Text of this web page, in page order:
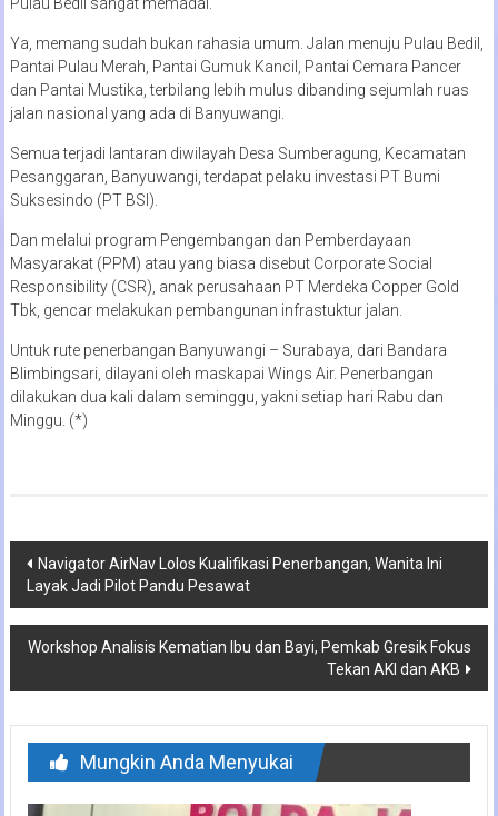
Ya, memang sudah bukan rahasia umum. Jalan menuju Pulau Bedil,
Pantai Pulau Merah, Pantai Gumuk Kancil, Pantai Cemara Pancer
dan Pantai Mustika, terbilang lebih mulus dibanding sejumlah ruas
jalan nasional yang ada di Banyuwangi.
Semua terjadi lantaran diwilayah Desa Sumberagung, Kecamatan
Pesanggaran, Banyuwangi, terdapat pelaku investasi PT Bumi
Suksesindo (PT BSI).
Dan melalui program Pengembangan dan Pemberdayaan
Masyarakat (PPM) atau yang biasa disebut Corporate Social
Responsibility (CSR), anak perusahaan PT Merdeka Copper Gold
Tbk, gencar melakukan pembangunan infrastuktur jalan.
Untuk rute penerbangan Banyuwangi – Surabaya, dari Bandara
Blimbingsari, dilayani oleh maskapai Wings Air. Penerbangan
dilakukan dua kali dalam seminggu, yakni setiap hari Rabu dan
Minggu. (*)
Navigasi
pos
Navigator AirNav Lolos Kualifikasi Penerbangan, Wanita Ini
Layak Jadi Pilot Pandu Pesawat
Workshop Analisis Kematian Ibu dan Bayi, Pemkab Gresik Fokus
Tekan AKI dan AKB
Mungkin Anda Menyukai